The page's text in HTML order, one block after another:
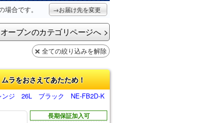
場合です。 →お届け先を変更
ーブンのカテゴリページへ
全ての絞り込みを解除
ラをおさえてあたため！
ンジ 26L ブラック NE-FB2D-K
長期保証加入可